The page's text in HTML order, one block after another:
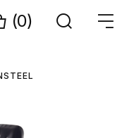
(0)